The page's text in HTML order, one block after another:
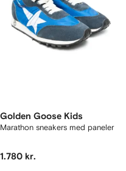
Golden Goose Kids
Marathon sneakers med paneler
1.780 kr.